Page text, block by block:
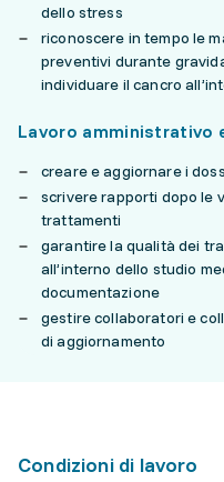
dello stress
riconoscere in tempo le
preventivi durante
individuare il cancro
Lavoro amministrativo
creare e aggiornare i
scrivere rapporti dopo le
trattamenti
garantire la qualità dei
all’interno dello studio
documentazione
gestire collaboratori e
di aggiornamento
Condizioni di lavoro